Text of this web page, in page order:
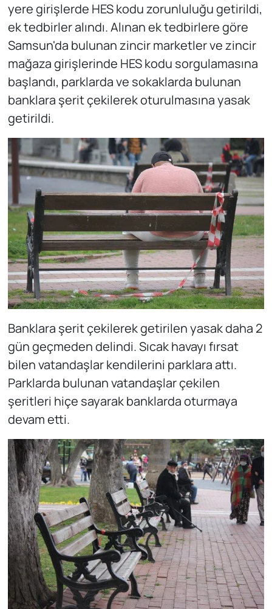
yere girişlerde HES kodu zorunluluğu getirildi,
ek tedbirler alındı. Alınan ek tedbirlere göre
Samsun'da bulunan zincir marketler ve zincir
mağaza girişlerinde HES kodu sorgulamasına
başlandı, parklarda ve sokaklarda bulunan
banklara şerit çekilerek oturulmasına yasak
getirildi.
Banklara şerit çekilerek getirilen yasak daha 2
gün geçmeden delindi. Sıcak havayı fırsat
bilen vatandaşlar kendilerini parklara attı.
Parklarda bulunan vatandaşlar çekilen
şeritleri hiçe sayarak banklarda oturmaya
devam etti.